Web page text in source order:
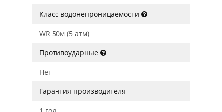
Класс водонепроницаемости
WR 50м (5 атм)
Противоударные
Нет
Гарантия производителя